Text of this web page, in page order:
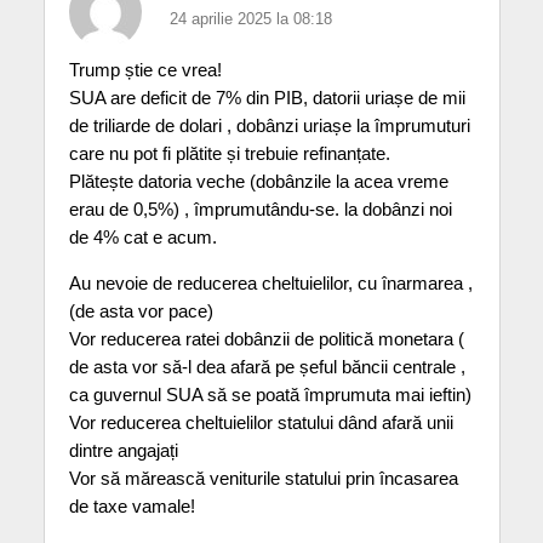
24 aprilie 2025 la 08:18
Trump știe ce vrea!
SUA are deficit de 7% din PIB, datorii uriașe de mii
de triliarde de dolari , dobânzi uriașe la împrumuturi
care nu pot fi plătite și trebuie refinanțate.
Plătește datoria veche (dobânzile la acea vreme
erau de 0,5%) , împrumutându-se. la dobânzi noi
de 4% cat e acum.
Au nevoie de reducerea cheltuielilor, cu înarmarea ,
(de asta vor pace)
Vor reducerea ratei dobânzii de politică monetara (
de asta vor să-l dea afară pe șeful băncii centrale ,
ca guvernul SUA să se poată împrumuta mai ieftin)
Vor reducerea cheltuielilor statului dând afară unii
dintre angajați
Vor să mărească veniturile statului prin încasarea
de taxe vamale!